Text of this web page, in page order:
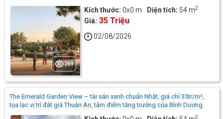
269
Kích thước: 0x0 m Diện tích: 54 m2
Giá: 35 Triệu
02/08/2026
The Emerald Garden View – tài sản xanh chuẩn Nhật, giá chỉ 35tr/m²,
tọa lạc vị trí đắt giá Thuận An, tâm điểm tăng trưởng của Bình Dương.
2